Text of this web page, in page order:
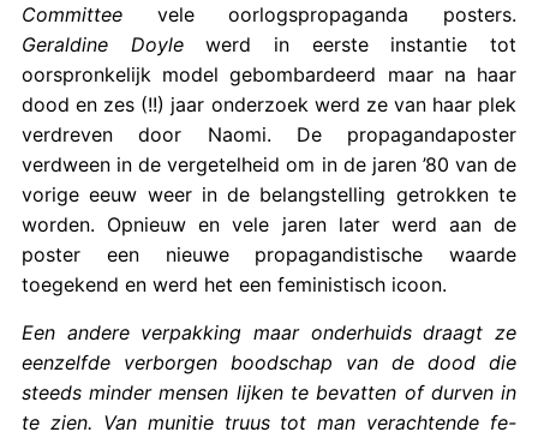
Committeevele oorlogspropaganda posters.
Geraldine Doylewerd in eerste instantie tot
oorspronkelijk model gebombardeerd maar na haar
dood en zes (!!) jaar onderzoek werd ze van haar plek
verdreven door Naomi. De propagandaposter
verdween in de vergetelheid om in de jaren ’80 van de
vorige eeuw weer in de belangstelling getrokken te
worden. Opnieuw en vele jaren later werd aan de
poster een nieuwe propagandistische waarde
toegekend en werd het een feministisch icoon.
Een andere verpakking maar onderhuids draagt ze
eenzelfde verborgen boodschap van de dood die
steeds minder mensen lijken te bevatten of durven in
te zien. Van munitie truus tot man verachtende fe-